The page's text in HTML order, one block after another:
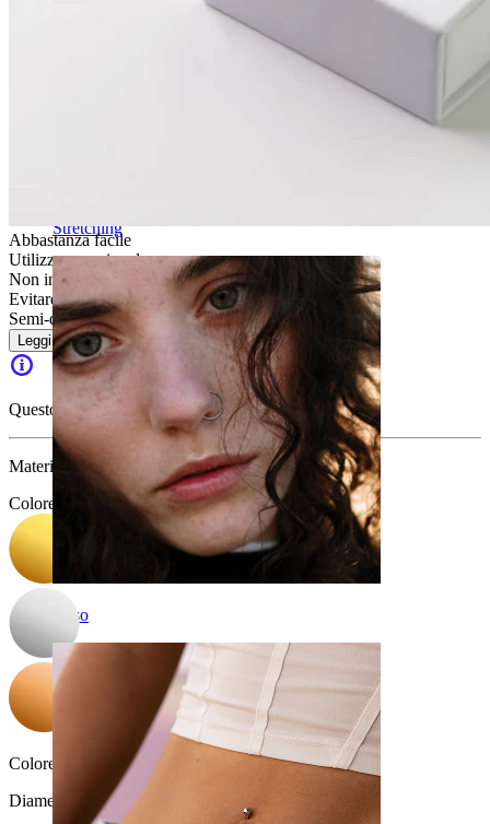
Stretching
Naso
Abbastanza facile
Utilizzo occasionale
Non indicato per pelli sensibili
Evitare l''acqua
Semi-durevole
Leggi di più
Questo articolo non è più disponibile.
Materiale:Ottone
Colore
Colore della pietra:
Trasparente
Diametro del filo:1,2 mm